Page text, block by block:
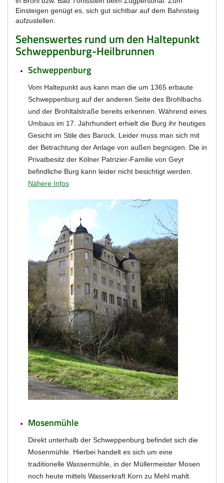
Einsteigen genügt es, sich gut sichtbar auf dem Bahnsteig
aufzustellen.
Sehenswertes rund um den Haltepunkt
Schweppenburg-Heilbrunnen
Schweppenburg
Vom Haltepunkt aus kann man die um 1365 erbaute
Schweppenburg auf der anderen Seite des Brohlbachs
und der Brohltalstraße bereits erkennen. Während eines
Umbaus im 17. Jahrhundert erhielt die Burg ihr heutiges
Gesicht im Stile des Barock. Leider muss man sich mit
der Betrachtung der Anlage von außen begnügen. Die in
Privatbesitz der Kölner Patrizier-Familie von Geyr
befindliche Burg kann leider nicht besichtigt werden.
Nähere Infos
Mosenmühle
Direkt unterhalb der Schweppenburg befindet sich die
Mosenmühle. Hierbei handelt es sich um eine
traditionelle Wassermühle, in der Müllermeister Mosen
noch heute mittels Wasserkraft Korn zu Mehl mahlt.